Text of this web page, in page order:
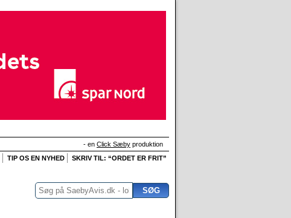
- en Click Sæby produktion
TIP OS EN NYHED SKRIV TIL: “ORDET ER FRIT”